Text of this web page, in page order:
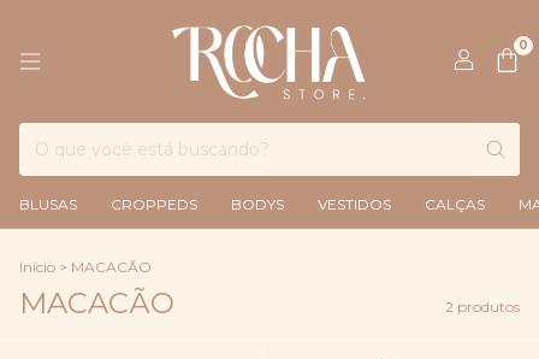
0
BLUSAS CROPPEDS BODYS VESTIDOS CALÇAS
Início > MACACÃO
MACACÃO 2 produtos